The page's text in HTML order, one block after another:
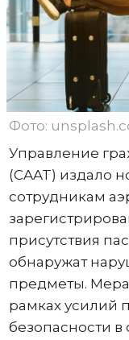
Фото:
Управление
(CAAT) издало
сотрудникам
присутствия
обнаружат
предметы. Мера
рамках усилий
безопасности в